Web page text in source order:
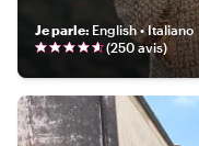
Je parle: English • Italiano
(250 avis)